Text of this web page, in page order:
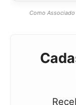
Como